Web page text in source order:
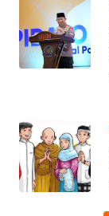
WN
SUMSEL
WN
WN
LAMPUNG
WN